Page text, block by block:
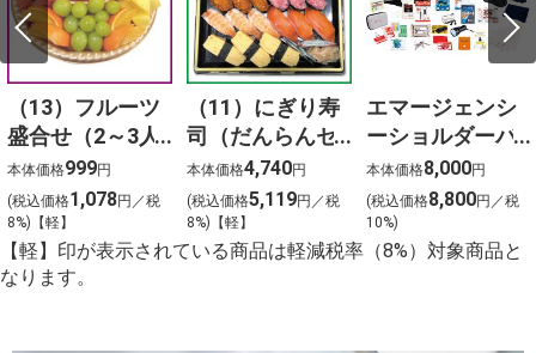
（13）フルーツ
盛合せ（2～3人
前）
本体価格999円
(税込価格1,078円／税
8%)【軽】
（11）にぎり寿
司（だんらんセ
ット）3人前
本体価格4,740円
(税込価格5,119円／税
8%)【軽】
エマージェンシ
ーショルダーバ
ッグ24点セット
本体価格8,000円
(税込価格8,800円／税
10%)
【軽】印が表示されている商品は軽減税率（8%）対象商品と
なります。